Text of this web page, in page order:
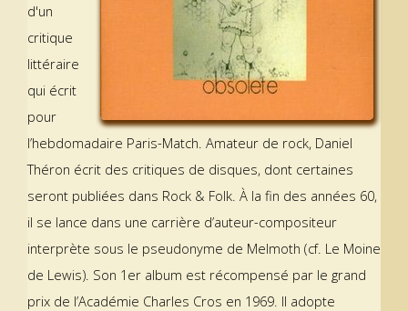
d'un
critique
littéraire
qui écrit
pour
l’hebdomadaire Paris-Match. Amateur de rock, Daniel
Théron écrit des critiques de disques, dont certaines
seront publiées dans Rock & Folk. À la fin des années 60,
il se lance dans une carrière d’auteur-compositeur
interprète sous le pseudonyme de Melmoth (cf. Le Moine
de Lewis). Son 1er album est récompensé par le grand
prix de l’Académie Charles Cros en 1969. Il adopte